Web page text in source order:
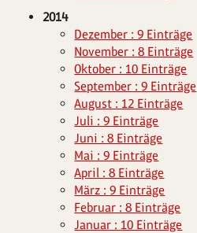
2014
Dezember : 9 Einträge
November : 8 Einträge
Oktober : 10 Einträge
September : 9 Einträge
August : 12 Einträge
Juli : 9 Einträge
Juni : 8 Einträge
Mai : 9 Einträge
April : 8 Einträge
März : 9 Einträge
Februar : 8 Einträge
Januar : 10 Einträge